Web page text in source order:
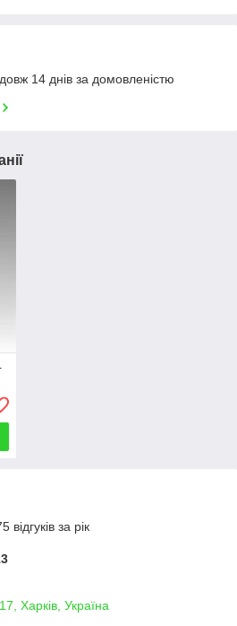
14 днів за домовленістю
за рік
Харків, Україна